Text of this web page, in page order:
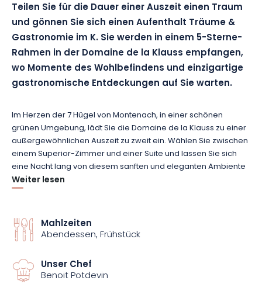
Teilen Sie für die Dauer einer Auszeit einen Traum
und gönnen Sie sich einen Aufenthalt Träume &
Gastronomie im K. Sie werden in einem 5-Sterne-
Rahmen in der Domaine de la Klauss empfangen,
wo Momente des Wohlbefindens und einzigartige
gastronomische Entdeckungen auf Sie warten.
Im Herzen der 7 Hügel von Montenach, in einer schönen
grünen Umgebung, lädt Sie die Domaine de la Klauss zu einer
außergewöhnlichen Auszeit zu zweit ein. Wählen Sie zwischen
einem Superior-Zimmer und einer Suite und lassen Sie sich
eine Nacht lang von diesem sanften und eleganten Ambiente
verzaubern. Die Inneneinrichtung des Hotels, die traditionellen
Charme mit modernem Komfort verbindet, vermittelt Ihnen ein
Ein gastronomisches Rendezvous wird Ihnen im Herzen dieses
anderen teilen können. Auf dem Menüplan steht die Signature
des mit einem MICHELIN-Stern ausgezeichneten Restaurants
Weiter lesen
Mahlzeiten
Abendessen, Frühstück
Unser Chef
Benoit Potdevin